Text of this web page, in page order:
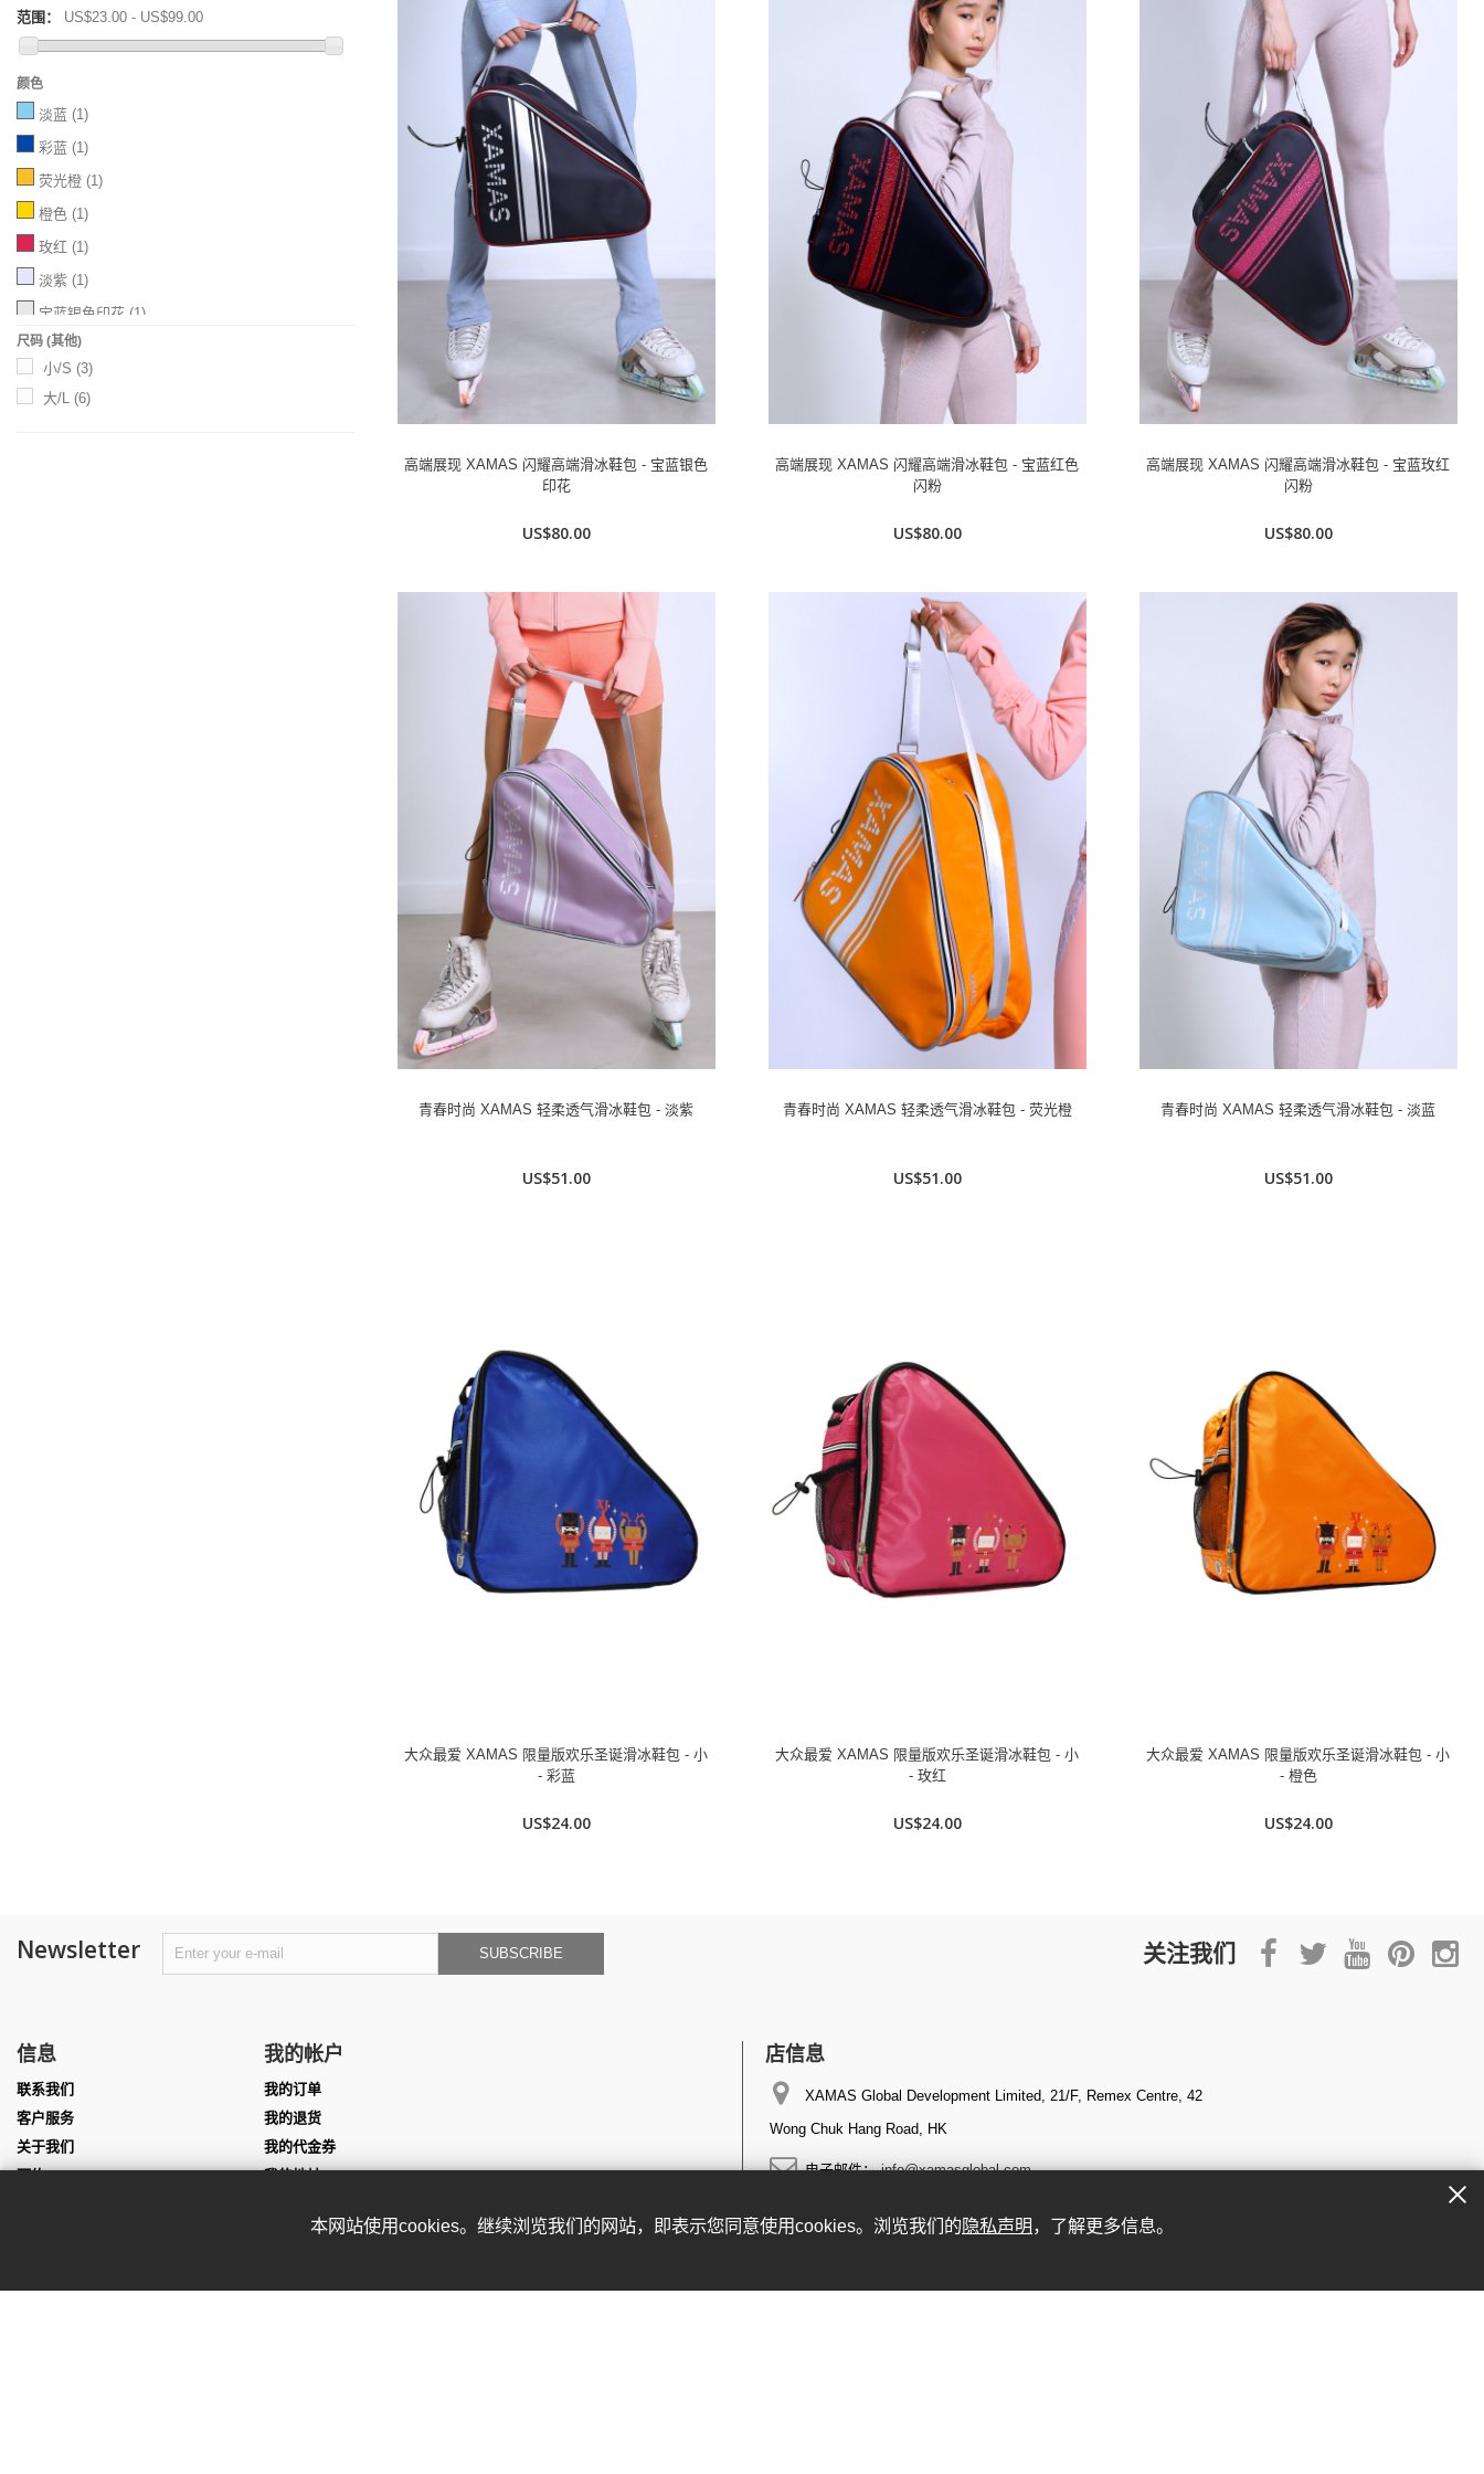
范围： US$23.00 - US$99.00
颜色
淡蓝 (1)
彩蓝 (1)
荧光橙 (1)
橙色 (1)
玫红 (1)
淡紫 (1)
宝蓝银色印花 (1)
宝蓝玫红闪粉
宝蓝红色闪粉
尺码 (其他)
小/S (3)
大/L (6)
高端展现 XAMAS 闪耀高端滑冰鞋包 - 宝蓝银色
印花
US$80.00
高端展现 XAMAS 闪耀高端滑冰鞋包 - 宝蓝红色
闪粉
US$80.00
高端展现 XAMAS 闪耀高端滑冰鞋包 - 宝蓝玫红
闪粉
US$80.00
青春时尚 XAMAS 轻柔透气滑冰鞋包 - 淡紫
US$51.00
青春时尚 XAMAS 轻柔透气滑冰鞋包 - 荧光橙
US$51.00
青春时尚 XAMAS 轻柔透气滑冰鞋包 - 淡蓝
US$51.00
大众最爱 XAMAS 限量版欢乐圣诞滑冰鞋包 - 小
- 彩蓝
US$24.00
大众最爱 XAMAS 限量版欢乐圣诞滑冰鞋包 - 小
- 玫红
US$24.00
大众最爱 XAMAS 限量版欢乐圣诞滑冰鞋包 - 小
- 橙色
US$24.00
Newsletter SUBSCRIBE 关注我们
信息
联系我们
客户服务
关于我们
预约
我的帐户
我的订单
我的退货
我的代金券
我的地址
我的凭证
店信息
XAMAS Global Development Limited, 21/F, Remex Centre, 42
Wong Chuk Hang Road, HK
电子邮件：info@xamasglobal.com
本网站使用cookies。继续浏览我们的网站，即表示您同意使用cookies。浏览我们的隐私声明 ，了解更多信息。